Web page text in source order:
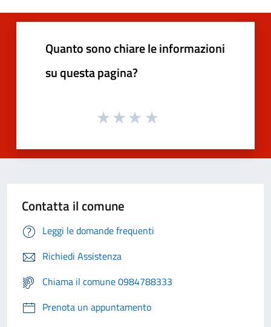
Quanto sono chiare le informazioni
su questa pagina?
Contatta il comune
Leggi le domande frequenti
Richiedi Assistenza
Chiama il comune 0984788333
Prenota un appuntamento